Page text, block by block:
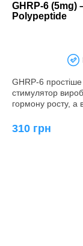
GHRP-6 (5mg)
Polypeptide
GHRP-6
стимулятор
гормону росту, а
…
310 грн